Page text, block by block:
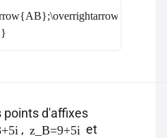
d'affixes
, z_B=9+5i et